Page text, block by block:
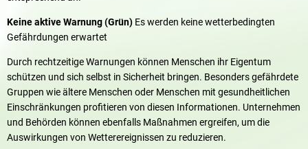
Keine aktive Warnung (Grün) Es werden keine wetterbedingten
Gefährdungen erwartet
Durch rechtzeitige Warnungen können Menschen ihr Eigentum
schützen und sich selbst in Sicherheit bringen. Besonders gefährdete
Gruppen wie ältere Menschen oder Menschen mit gesundheitlichen
Einschränkungen profitieren von diesen Informationen. Unternehmen
und Behörden können ebenfalls Maßnahmen ergreifen, um die
Auswirkungen von Wetterereignissen zu reduzieren.